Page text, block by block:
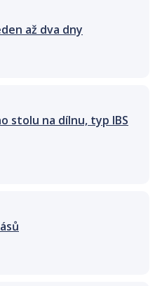
až dva dny
stolu na dílnu, typ IBS